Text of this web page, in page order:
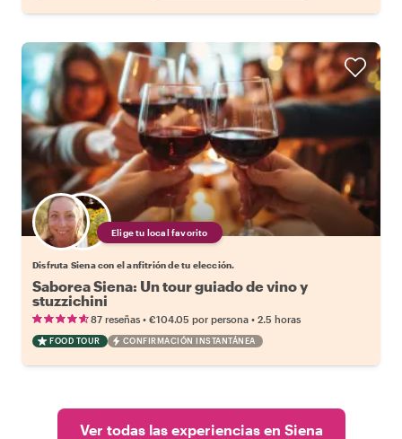
Elige tu local favorito
Disfruta Siena con el anfitrión de tu elección.
Saborea Siena: Un tour guiado de vino y
stuzzichini
87 reseñas • €104.05 por persona • 2.5 horas
FOOD TOUR CONFIRMACIÓN INSTANTÁNEA
Ver todas las experiencias en Siena